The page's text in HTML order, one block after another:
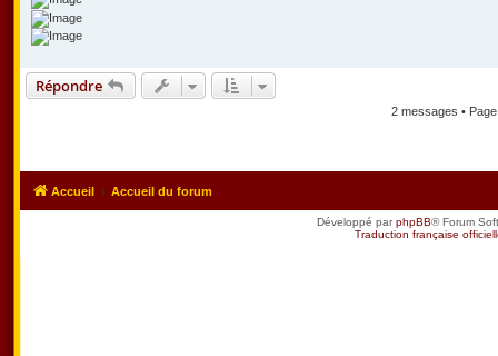
Répondre
2 messages •
Accueil Accueil du forum
Développé parphpBB® Forum
Traduction française